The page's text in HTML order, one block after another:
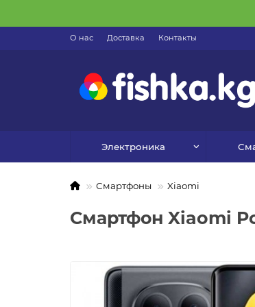
О нас Доставка Контакты
Электроника
Смартфоны Xiaomi
Смартфон Xiaomi